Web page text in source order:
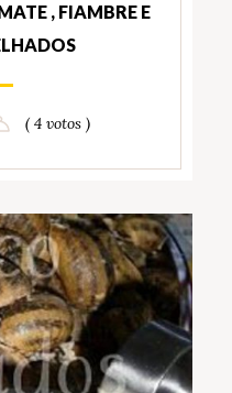
, FIAMBRE E
( 4 votos )